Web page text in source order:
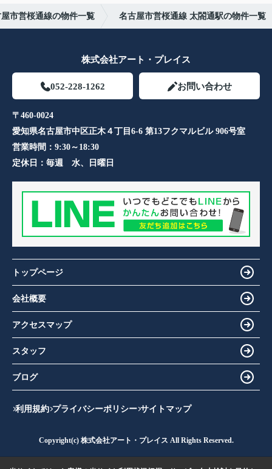
市営桜通線の物件一覧 名古屋市営桜通線 太閤通駅の物件一覧
株式会社アート・プレイス
052-228-1262 お問い合わせ
〒460-0024
愛知県名古屋市中区正木４丁目6-6 第13フクマルビル 906号室​
営業時間： 9:30～18:30
定休日： 毎週 水、日曜日
トップページ
会社概要
アクセスマップ
スタッフ
ブログ
利用規約 プライバシーポリシー サイトマップ
Copyright(c) 株式会社アート・プレイス All Rights Reserved.